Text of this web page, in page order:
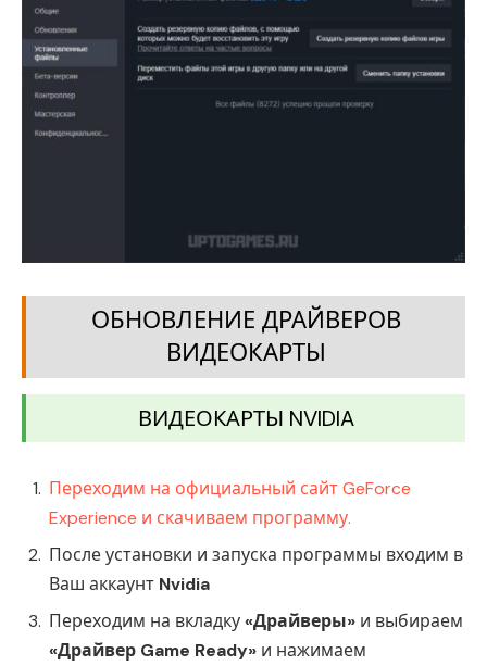
ОБНОВЛЕНИЕ ДРАЙВЕРОВ
ВИДЕОКАРТЫ
ВИДЕОКАРТЫ NVIDIA
Переходим на официальный сайт GeForce
Experience и скачиваем программу.
После установки и запуска программы входим в
Ваш аккаунт Nvidia
Переходим на вкладку«Драйверы» и выбираем
«Драйвер Game Ready» и нажимаем